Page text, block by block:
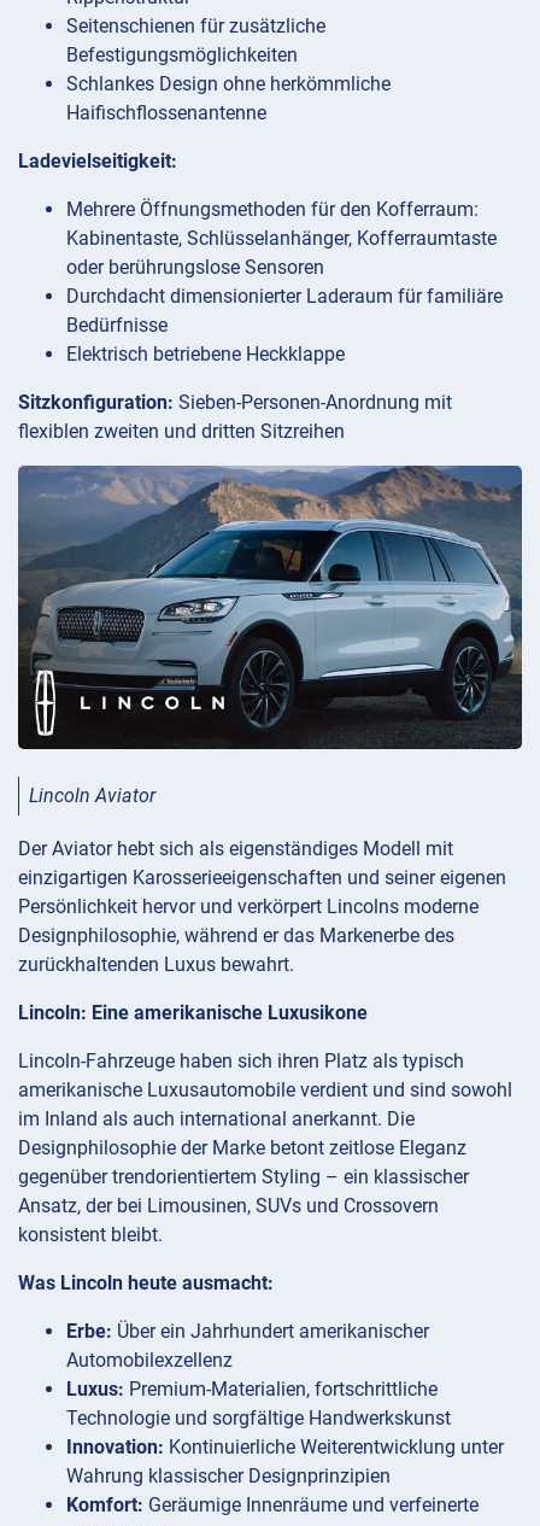
Seitenschienen für zusätzliche
Befestigungsmöglichkeiten
Schlankes Design ohne herkömmliche
Haifischflossenantenne
Ladevielseitigkeit:
Mehrere Öffnungsmethoden für den Kofferraum:
Kabinentaste, Schlüsselanhänger, Kofferraumtaste
oder berührungslose Sensoren
Durchdacht dimensionierter Laderaum für familiäre
Bedürfnisse
Elektrisch betriebene Heckklappe
Sitzkonfiguration: Sieben-Personen-Anordnung mit
flexiblen zweiten und dritten Sitzreihen
Lincoln Aviator
Der Aviator hebt sich als eigenständiges Modell mit
einzigartigen Karosserieeigenschaften und seiner eigenen
Persönlichkeit hervor und verkörpert Lincolns moderne
Designphilosophie, während er das Markenerbe des
zurückhaltenden Luxus bewahrt.
Lincoln: Eine amerikanische Luxusikone
Lincoln-Fahrzeuge haben sich ihren Platz als typisch
amerikanische Luxusautomobile verdient und sind sowohl
im Inland als auch international anerkannt. Die
Designphilosophie der Marke betont zeitlose Eleganz
gegenüber trendorientiertem Styling – ein klassischer
Ansatz, der bei Limousinen, SUVs und Crossovern
konsistent bleibt.
Was Lincoln heute ausmacht:
Erbe: Über ein Jahrhundert amerikanischer
Automobilexzellenz
Luxus: Premium-Materialien, fortschrittliche
Technologie und sorgfältige Handwerkskunst
Innovation: Kontinuierliche Weiterentwicklung unter
Wahrung klassischer Designprinzipien
Komfort: Geräumige Innenräume und verfeinerte